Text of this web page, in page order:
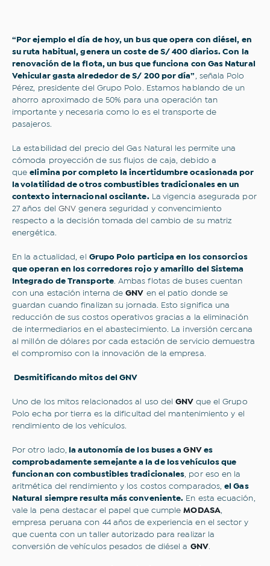
“Por ejemplo el día de hoy, un bus que opera con diésel, en
su ruta habitual, genera un coste de S/ 400 diarios. Con la
renovación de la flota, un bus que funciona con Gas Natural
Vehicular gasta alrededor de S/ 200 por día”
, señala Polo
Pérez, presidente del Grupo Polo. Estamos hablando de un
ahorro aproximado de 50% para una operación tan
importante y necesaria como lo es el transporte de
pasajeros.
La estabilidad del precio del Gas Natural les permite una
cómoda proyección de sus flujos de caja, debido a
queelimina por completo la incertidumbre ocasionada por
la volatilidad de otros combustibles tradicionales en un
contexto internacional oscilante.La vigencia asegurada por
27 años del GNV genera seguridad y convencimiento
respecto a la decisión tomada del cambio de su matriz
energética.
En la actualidad, el Grupo Polo participa en los consorcios
que operan en los corredores rojo y amarillo del Sistema
Integrado de Transporte. Ambas flotas de buses cuentan
con una estación interna deGNV en el patio donde se
guardan cuando finalizan su jornada. Esto significa una
reducción de sus costos operativos gracias a la eliminación
de intermediarios en el abastecimiento. La inversión cercana
al millón de dólares por cada estación de servicio demuestra
el compromiso con la innovación de la empresa.
Desmitificando mitos del GNV
Uno de los mitos relacionados al uso delGNV que el Grupo
Polo echa por tierra es la dificultad del mantenimiento y el
rendimiento de los vehículos.
Por otro lado, la autonomía de los buses aGNVes
comprobadamente semejante a la de los vehículos que
funcionan con combustibles tradicionales , por eso en la
aritmética del rendimiento y los costos comparados,el Gas
Natural siempre resulta más conveniente. En esta ecuación,
vale la pena destacar el papel que cumpleMODASA,
empresa peruana con 44 años de experiencia en el sector y
que cuenta con un taller autorizado para realizar la
conversión de vehículos pesados de diésel a GNV.
¿Sobre qué temas te gustaría
leer?
Novedades
Sostenibilidad Transporte sostenible
Movilidad Eventos
Tips y consejos
Correo electrónico
Correo electrónico
Acepto los Términos y condicionesy laPolítica
Web de Privacidad.
Suscribirme